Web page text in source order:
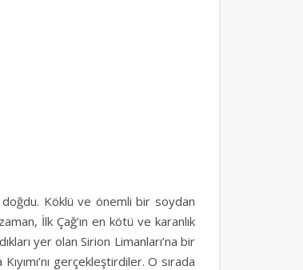
doğdu. Köklü ve önemli bir soydan
İlk Çağ’ın en kötü ve karanlık
yer olan Sirion Limanları’na bir
gerçekleştirdiler. O sırada